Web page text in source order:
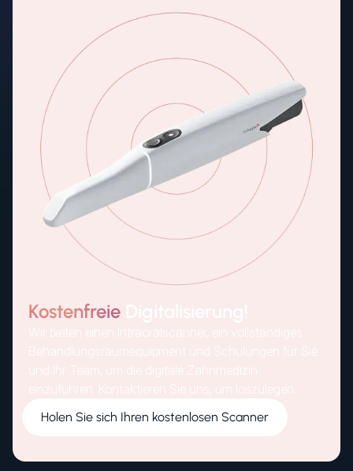
Kostenfreie
Holen Sie sich Ihren kostenlosen Scanner